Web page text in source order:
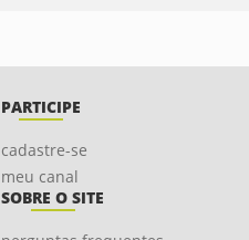
PARTICIPE
cadastre-se
meu canal
SOBRE O SITE